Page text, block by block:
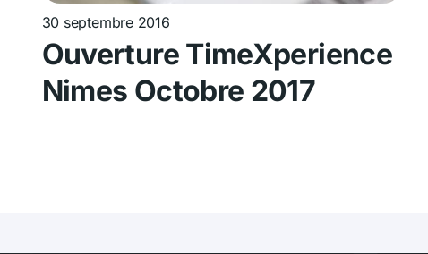
30 septembre 2016
Ouverture TimeXperience
Nimes Octobre 2017